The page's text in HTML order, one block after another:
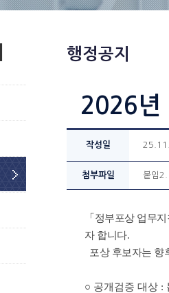
행정공지
2026년
작성일
첨부파일 붙임
「정부포상 업무
자 합니다.
포상 후보자는 향
○ 공개검증 대상 :